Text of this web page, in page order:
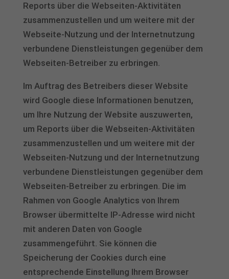
Reports über die Webseiten-Aktivitäten
zusammenzustellen und um weitere mit der
Webseite-Nutzung und der Internetnutzung
verbundene Dienstleistungen gegenüber dem
Webseiten-Betreiber zu erbringen.
Im Auftrag des Betreibers dieser Website
wird Google diese Informationen benutzen,
um Ihre Nutzung der Website auszuwerten,
um Reports über die Webseiten-Aktivitäten
zusammenzustellen und um weitere mit der
Webseiten-Nutzung und der Internetnutzung
verbundene Dienstleistungen gegenüber dem
Webseiten-Betreiber zu erbringen. Die im
Rahmen von Google Analytics von Ihrem
Browser übermittelte IP-Adresse wird nicht
mit anderen Daten von Google
zusammengeführt. Sie können die
Speicherung der Cookies durch eine
entsprechende Einstellung Ihrem Browser